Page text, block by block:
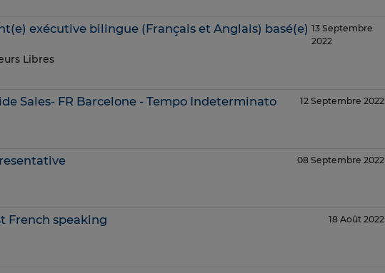
exécutive bilingue (Français et Anglais) basé(e) 13 Septembre
2022
Libres
Sales- FR Barcelone - Tempo Indeterminato 12 Septembre 2022
08 Septembre 2022
French speaking 18 Août 2022